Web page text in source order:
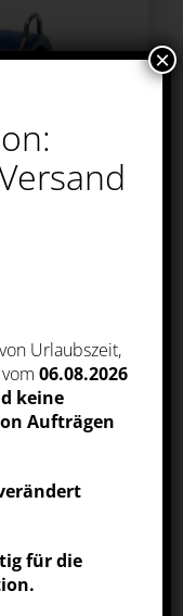
Urlaubszeit,
vom06.08.2026
keine
Aufträgen
für die
×
notwendig
sind
für
Daten
Sie
den Einsatz
Sie
erhalten
Sie
auf